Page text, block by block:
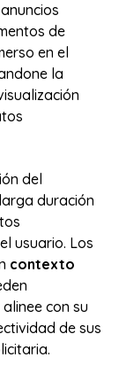
de
en el
la
del
duración
usuario. Los
contexto
con su
de sus